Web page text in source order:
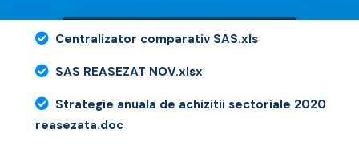
Acasa Rapoarte de achiziții 2020
Centralizator comparativ SAS.xls
SAS REASEZAT NOV.xlsx
Strategie anuala de achizitii sectoriale 2020
reasezata.doc